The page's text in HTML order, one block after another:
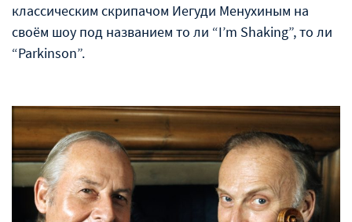
классическим скрипачом Иегуди Менухиным на
своём шоу под названием то ли “I’m Shaking”, то ли
“Parkinson”.